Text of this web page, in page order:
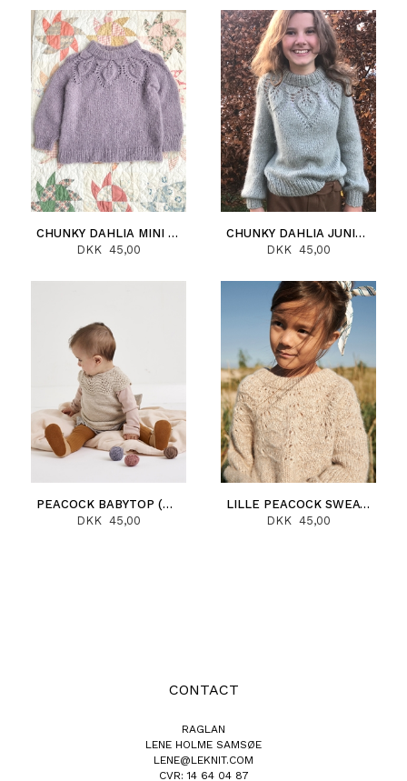
CHUNKY DAHLIA MINI (DEUTSCH)
DKK 45,00
CHUNKY DAHLIA JUNIOR (DEUTSCH)
DKK 45,00
PEACOCK BABYTOP (DEUTSCH)
DKK 45,00
LILLE PEACOCK SWEATER (DEUTSCH)
DKK 45,00
CONTACT
RAGLAN
LENE HOLME SAMSØE
LENE@LEKNIT.COM
CVR: 14 64 04 87